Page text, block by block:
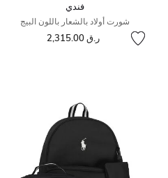
فندي
شورت أولاد بالشعار باللون البيج
ر.ق 2,315.00